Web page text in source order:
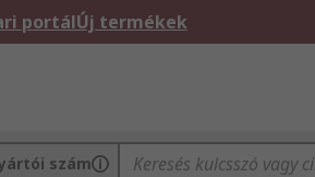
portálÚj termékek
szám